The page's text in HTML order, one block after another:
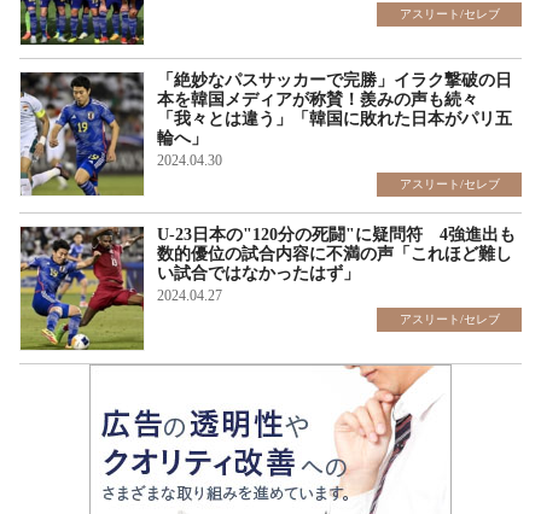
アスリート/セレブ
「絶妙なパスサッカーで完勝」イラク撃破の日
本を韓国メディアが称賛！羨みの声も続々
「我々とは違う」「韓国に敗れた日本がパリ五
輪へ」
2024.04.30
アスリート/セレブ
U-23日本の"120分の死闘"に疑問符 4強進出も
数的優位の試合内容に不満の声「これほど難し
い試合ではなかったはず」
2024.04.27
アスリート/セレブ